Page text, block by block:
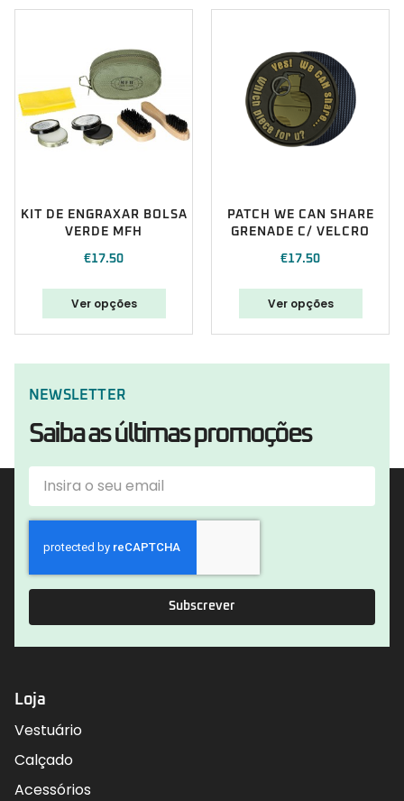
KIT DE ENGRAXAR BOLSA
VERDE MFH
€17.50
Ver opções
PATCH WE CAN SHARE
GRENADE C/ VELCRO
€17.50
Ver opções
NEWSLETTER
Saiba as últimas promoções
Subscrever
Loja
Vestuário
Calçado
Acessórios